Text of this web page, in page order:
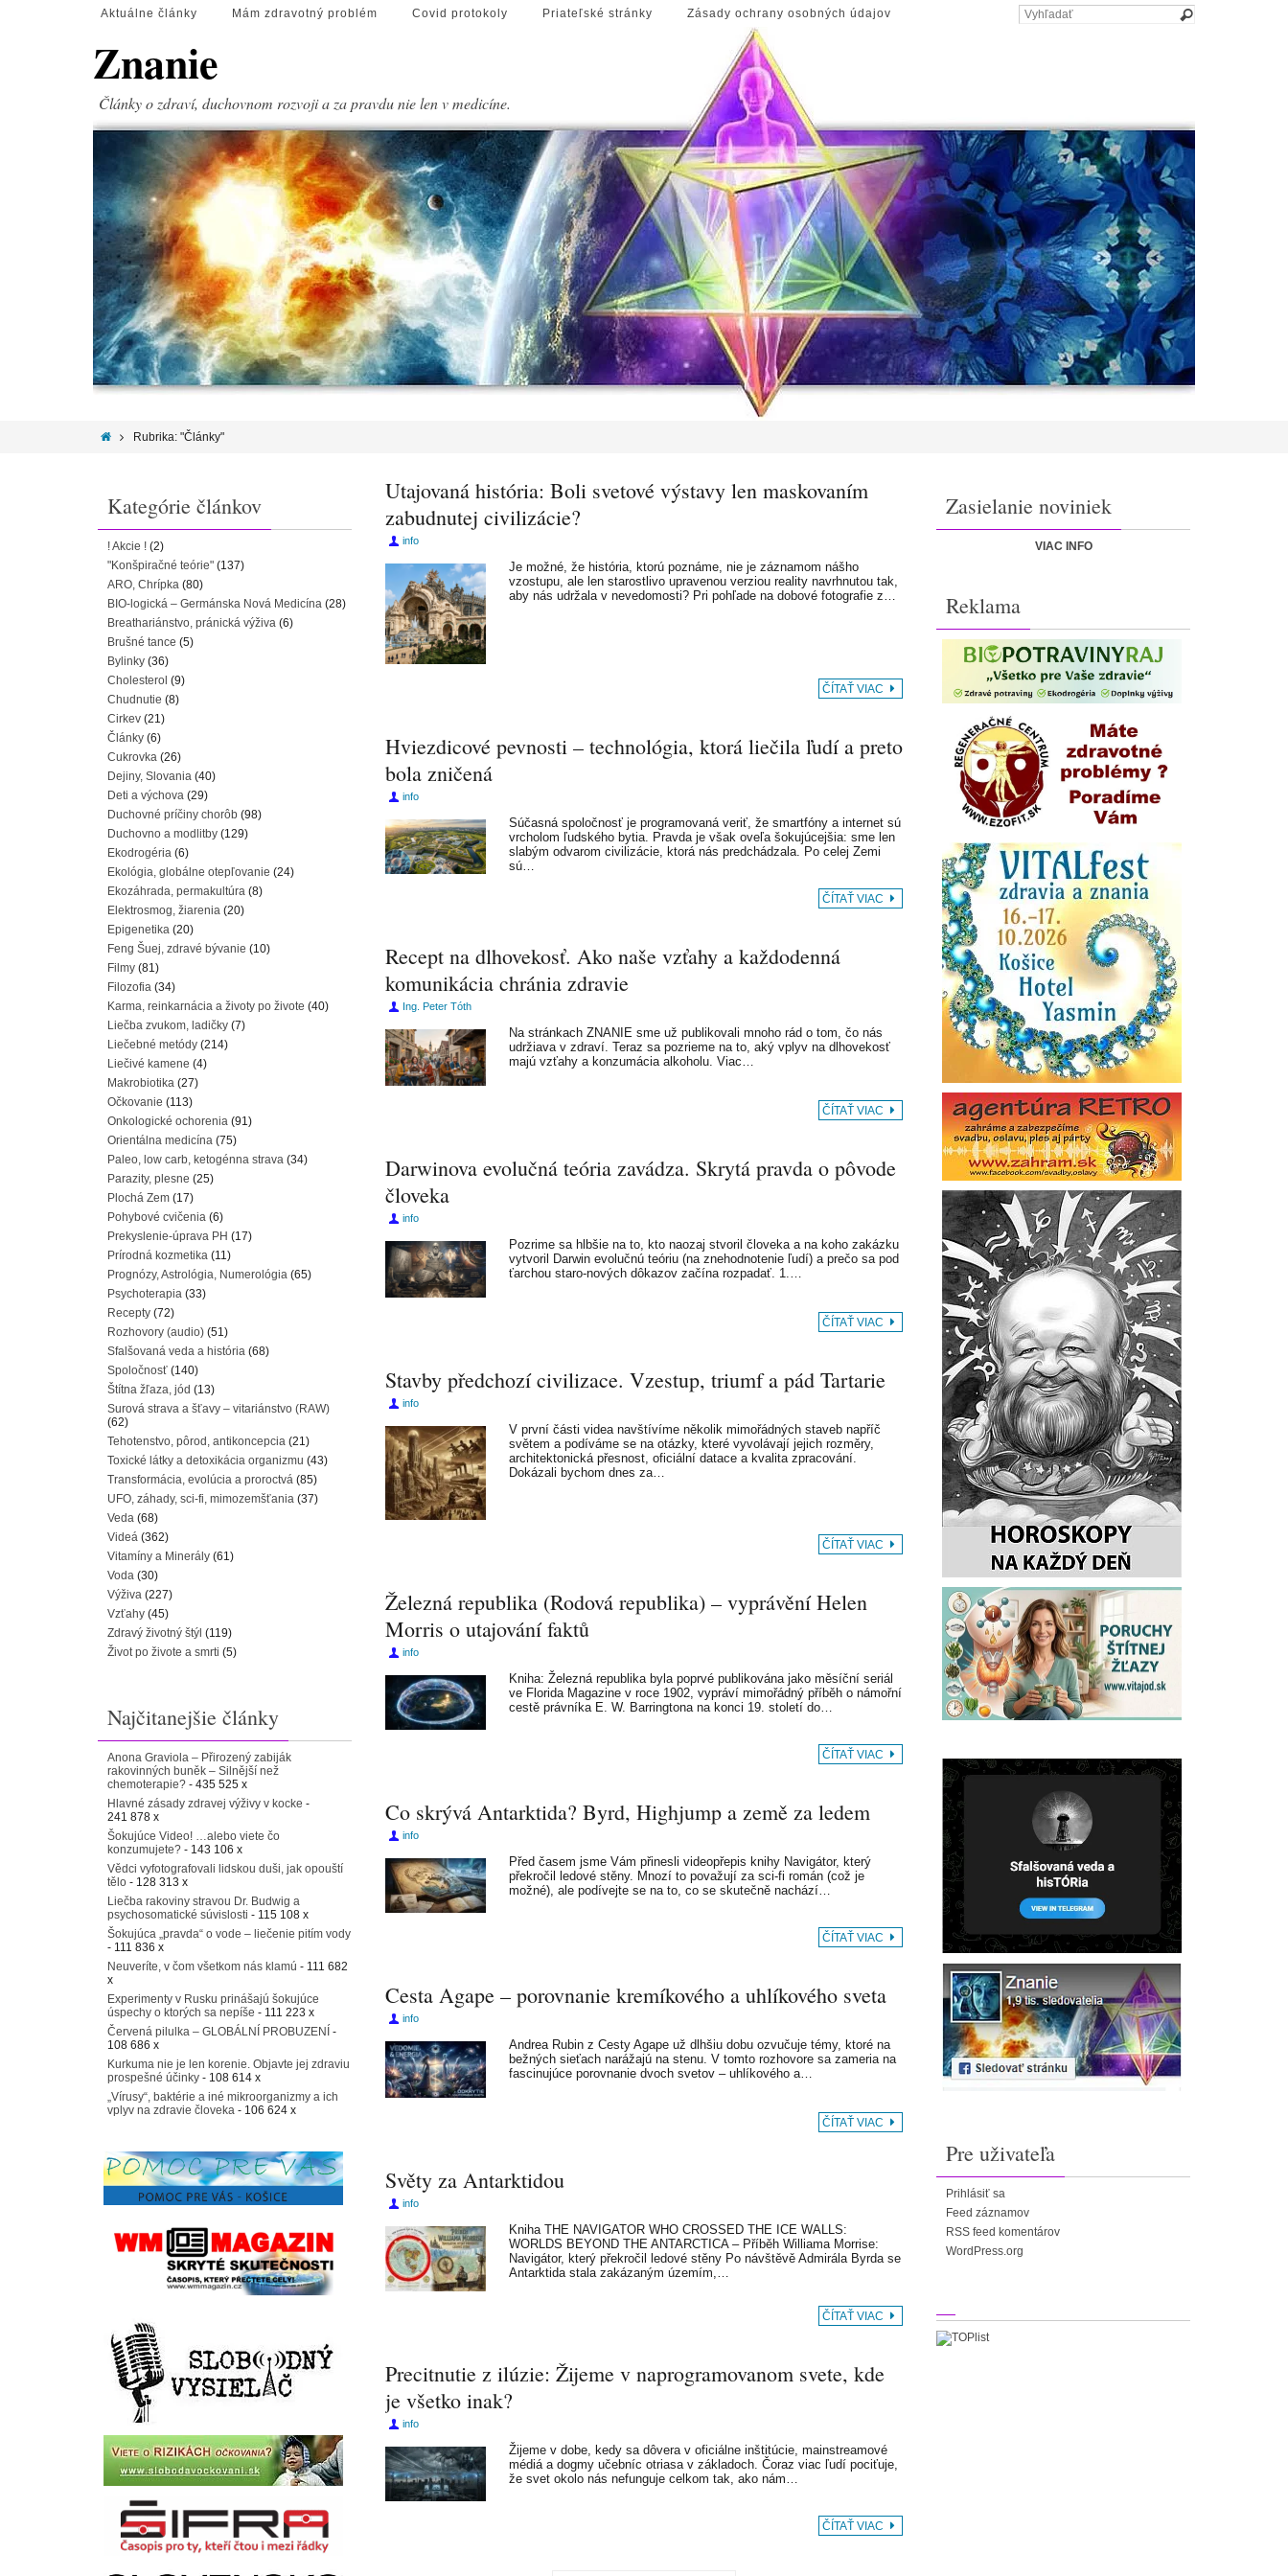
Aktuálne články Mám zdravotný problém Covid protokoly Priateľské stránky Zásady ochrany osobných údajov
Znanie
Články o zdraví, duchovnom rozvoji a za pravdu nie len v medicíne.
Rubrika: "Články"
Utajovaná história: Boli svetové výstavy len maskovaním
zabudnutej civilizácie?
info
Je možné, že história, ktorú poznáme, nie je záznamom nášho
vzostupu, ale len starostlivo upravenou verziou reality navrhnutou tak,
aby nás udržala v nevedomosti? Pri pohľade na dobové fotografie z…
ČÍTAŤ VIAC
Hviezdicové pevnosti – technológia, ktorá liečila ľudí a preto
bola zničená
info
Súčasná spoločnosť je programovaná veriť, že smartfóny a internet sú
vrcholom ľudského bytia. Pravda je však oveľa šokujúcejšia: sme len
slabým odvarom civilizácie, ktorá nás predchádzala. Po celej Zemi
sú…
ČÍTAŤ VIAC
Recept na dlhovekosť. Ako naše vzťahy a každodenná
komunikácia chránia zdravie
Ing. Peter Tóth
Na stránkach ZNANIE sme už publikovali mnoho rád o tom, čo nás
udržiava v zdraví. Teraz sa pozrieme na to, aký vplyv na dlhovekosť
majú vzťahy a konzumácia alkoholu. Viac…
ČÍTAŤ VIAC
Darwinova evolučná teória zavádza. Skrytá pravda o pôvode
človeka
info
Pozrime sa hlbšie na to, kto naozaj stvoril človeka a na koho zakázku
vytvoril Darwin evolučnú teóriu (na znehodnotenie ľudí) a prečo sa pod
ťarchou staro-nových dôkazov začína rozpadať. 1.…
ČÍTAŤ VIAC
Stavby předchozí civilizace. Vzestup, triumf a pád Tartarie
info
V první části videa navštívíme několik mimořádných staveb napříč
světem a podíváme se na otázky, které vyvolávají jejich rozměry,
architektonická přesnost, oficiální datace a kvalita zpracování.
Dokázali bychom dnes za…
ČÍTAŤ VIAC
Železná republika (Rodová republika) – vyprávění Helen
Morris o utajování faktů
info
Kniha: Železná republika byla poprvé publikována jako měsíční seriál
ve Florida Magazine v roce 1902, vypráví mimořádný příběh o námořní
cestě právníka E. W. Barringtona na konci 19. století do…
ČÍTAŤ VIAC
Co skrývá Antarktida? Byrd, Highjump a země za ledem
info
Před časem jsme Vám přinesli videopřepis knihy Navigátor, který
překročil ledové stěny. Mnozí to považují za sci-fi román (což je
možné), ale podívejte se na to, co se skutečně nachází…
ČÍTAŤ VIAC
Cesta Agape – porovnanie kremíkového a uhlíkového sveta
info
Andrea Rubin z Cesty Agape už dlhšiu dobu ozvučuje témy, ktoré na
bežných sieťach narážajú na stenu. V tomto rozhovore sa zameria na
fascinujúce porovnanie dvoch svetov – uhlíkového a…
ČÍTAŤ VIAC
Světy za Antarktidou
info
Kniha THE NAVIGATOR WHO CROSSED THE ICE WALLS:
WORLDS BEYOND THE ANTARCTICA – Příběh Williama Morrise:
Navigátor, který překročil ledové stěny Po návštěvě Admirála Byrda se
Antarktida stala zakázaným územím,…
ČÍTAŤ VIAC
Precitnutie z ilúzie: Žijeme v naprogramovanom svete, kde
je všetko inak?
info
Žijeme v dobe, kedy sa dôvera v oficiálne inštitúcie, mainstreamové
médiá a dogmy učebníc otriasa v základoch. Čoraz viac ľudí pociťuje,
že svet okolo nás nefunguje celkom tak, ako nám…
ČÍTAŤ VIAC
Kategórie článkov
! Akcie ! (2)
"Konšpiračné teórie" (137)
ARO, Chrípka (80)
BIO-logická – Germánska Nová Medicína (28)
Breathariánstvo, pránická výživa (6)
Brušné tance (5)
Bylinky (36)
Cholesterol (9)
Chudnutie (8)
Cirkev (21)
Články (6)
Cukrovka (26)
Dejiny, Slovania (40)
Deti a výchova (29)
Duchovné príčiny chorôb (98)
Duchovno a modlitby (129)
Ekodrogéria (6)
Ekológia, globálne otepľovanie (24)
Ekozáhrada, permakultúra (8)
Elektrosmog, žiarenia (20)
Epigenetika (20)
Feng Šuej, zdravé bývanie (10)
Filmy (81)
Filozofia (34)
Karma, reinkarnácia a životy po živote (40)
Liečba zvukom, ladičky (7)
Liečebné metódy (214)
Liečivé kamene (4)
Makrobiotika (27)
Očkovanie (113)
Onkologické ochorenia (91)
Orientálna medicína (75)
Paleo, low carb, ketogénna strava (34)
Parazity, plesne (25)
Plochá Zem (17)
Pohybové cvičenia (6)
Prekyslenie-úprava PH (17)
Prírodná kozmetika (11)
Prognózy, Astrológia, Numerológia (65)
Psychoterapia (33)
Recepty (72)
Rozhovory (audio) (51)
Sfalšovaná veda a história (68)
Spoločnosť (140)
Štítna žľaza, jód (13)
Surová strava a šťavy – vitariánstvo (RAW)
(62)
Tehotenstvo, pôrod, antikoncepcia (21)
Toxické látky a detoxikácia organizmu (43)
Transformácia, evolúcia a proroctvá (85)
UFO, záhady, sci-fi, mimozemšťania (37)
Veda (68)
Videá (362)
Vitamíny a Minerály (61)
Voda (30)
Výživa (227)
Vzťahy (45)
Zdravý životný štýl (119)
Život po živote a smrti (5)
Najčitanejšie články
Anona Graviola – Přirozený zabiják
rakovinných buněk – Silnější než
chemoterapie? - 435 525 x
Hlavné zásady zdravej výživy v kocke -
241 878 x
Šokujúce Video! …alebo viete čo
konzumujete? - 143 106 x
Vědci vyfotografovali lidskou duši, jak opouští
tělo - 128 313 x
Liečba rakoviny stravou Dr. Budwig a
psychosomatické súvislosti - 115 108 x
Šokujúca „pravda“ o vode – liečenie pitím vody
- 111 836 x
Neuveríte, v čom všetkom nás klamú - 111 682
x
Experimenty v Rusku prinášajú šokujúce
úspechy o ktorých sa nepíše - 111 223 x
Červená pilulka – GLOBÁLNÍ PROBUZENÍ -
108 686 x
Kurkuma nie je len korenie. Objavte jej zdraviu
prospešné účinky - 108 614 x
„Vírusy“, baktérie a iné mikroorganizmy a ich
vplyv na zdravie človeka - 106 624 x
Zasielanie noviniek
VIAC INFO
Reklama
Pre uživateľa
Prihlásiť sa
Feed záznamov
RSS feed komentárov
WordPress.org